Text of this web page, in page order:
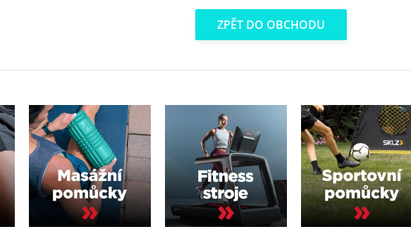
ZPĚT DO OBCHODU